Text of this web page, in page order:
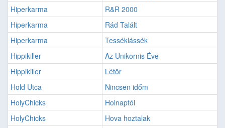
Hiperkarma
R&R 2000
Hiperkarma
Rád Talált
Hiperkarma
Tesséklássék
Hippikiller
Az Unikornis Éve
Hippikiller
Létör
Hold Utca
Nincsen időm
HolyChicks
Holnaptól
HolyChicks
Hova hoztalak